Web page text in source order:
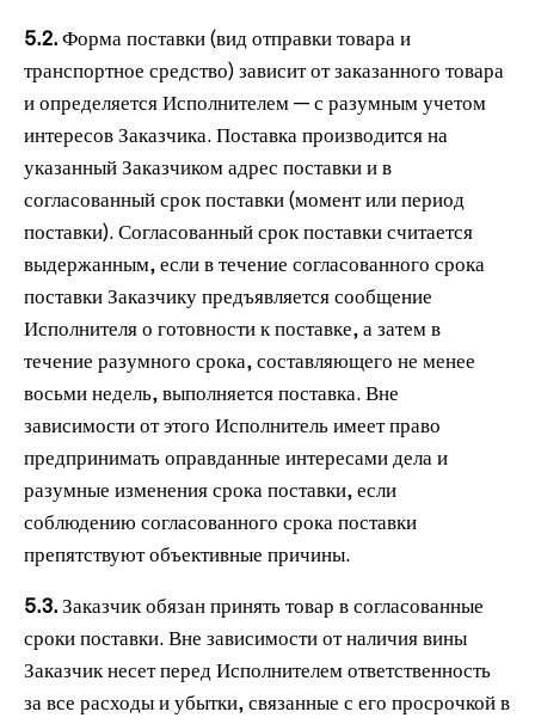
5.2. Форма поставки (вид отправки товара и
транспортное средство) зависит от заказанного товара
и определяется Исполнителем — с разумным учетом
интересов Заказчика. Поставка производится на
указанный Заказчиком адрес поставки и в
согласованный срок поставки (момент или период
поставки). Согласованный срок поставки считается
выдержанным, если в течение согласованного срока
поставки Заказчику предъявляется сообщение
Исполнителя о готовности к поставке, а затем в
течение разумного срока, составляющего не менее
восьми недель, выполняется поставка. Вне
зависимости от этого Исполнитель имеет право
предпринимать оправданные интересами дела и
разумные изменения срока поставки, если
соблюдению согласованного срока поставки
препятствуют объективные причины.
5.3. Заказчик обязан принять товар в согласованные
сроки поставки. Вне зависимости от наличия вины
Заказчик несет перед Исполнителем ответственность
за все расходы и убытки, связанные с его просрочкой в